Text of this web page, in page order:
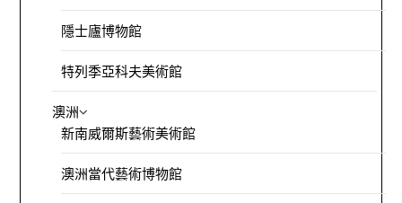
隱士廬博物館
特列季亞科夫美術館
澳洲
新南威爾斯藝術美術館
澳洲當代藝術博物館